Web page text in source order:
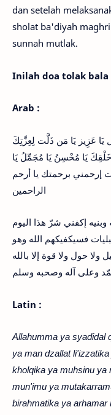
dan setelah
sholat ba'diyah
sunnah mutlak.
Inilah doa tolak bala
Arab :
يَا عَزِيز يَا مَن ذَلَّت لِعِزَّتِكَ
يَا مُحْسِنُ يَا مُجَمِّلُ يَا
إرحمني برحمتك يا أرحم
الراحمين
إكفني شرّ هذا اليوم
فسيكفيكهم الله وهو
ولا حول ولا قوة إلا بالله
وعلى آله وصحبه وسلم
Latin :
Allahumma ya syadidal
ya man dzallat
kholqika ya muhsinu ya
mun'imu ya
birahmatika ya arhamar